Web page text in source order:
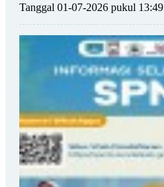
Tanggal 01-07-2026 pukul 13:49